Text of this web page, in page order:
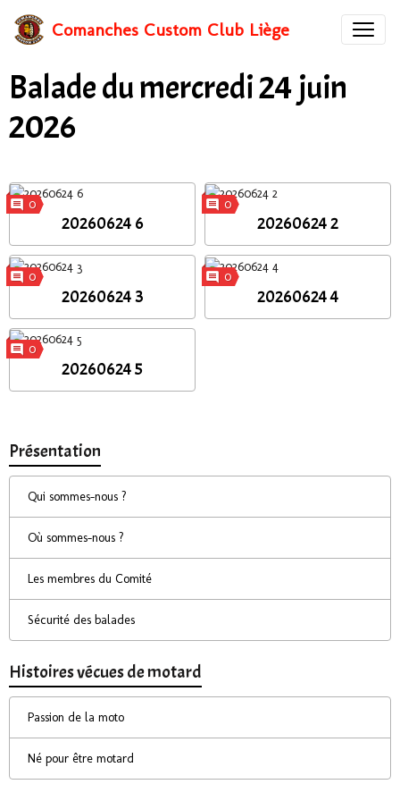
Comanches Custom Club Liège
Balade du mercredi 24 juin
2026
0
20260624 6
0
20260624 2
0
20260624 3
0
20260624 4
0
20260624 5
Présentation
Qui sommes-nous ?
Où sommes-nous ?
Les membres du Comité
Sécurité des balades
Histoires vécues de motard
Passion de la moto
Né pour être motard